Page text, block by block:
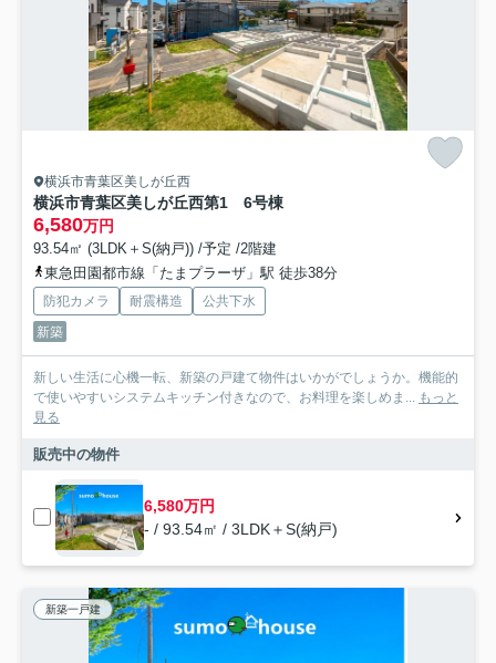
横浜市青葉区美しが丘西
横浜市青葉区美しが丘西第1 6号棟
6,580万円
93.54㎡ (3LDK＋S(納戸)) /予定 /2階建
東急田園都市線「たまプラーザ」駅 徒歩38分
防犯カメラ 耐震構造
公共下水
新築
新しい生活に心機一転、新築の戸建て物件はいかがでしょうか。機能的
で使いやすいシステムキッチン付きなので、お料理を楽しめま...
もっと
見る
販売中の物件
6,580万円
- / 93.54㎡ / 3LDK＋S(納戸)
新築一戸建